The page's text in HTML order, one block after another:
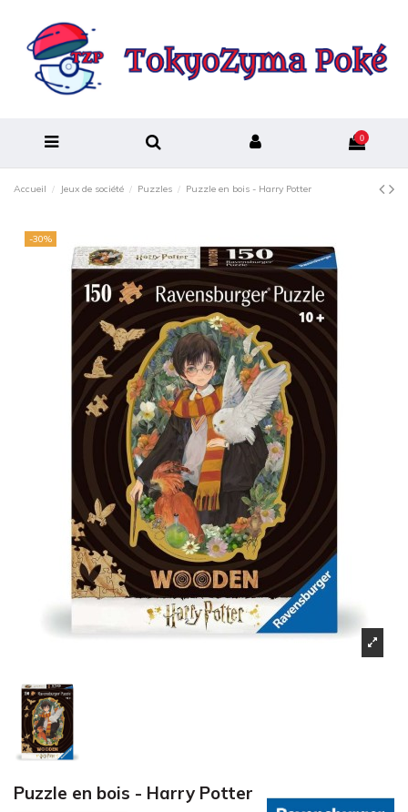
0
Accueil Jeux de société Puzzles Puzzle en bois - Harry Potter
-30%
Puzzle en bois - Harry Potter